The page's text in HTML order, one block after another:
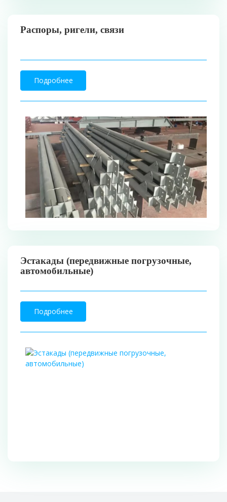
Распоры, ригели, связи
Подробнее
Эстакады (передвижные погрузочные,
автомобильные)
Подробнее